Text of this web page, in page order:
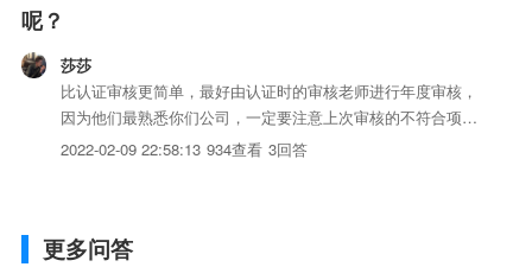
呢？
莎莎
比认证审核更简单，最好由认证时的审核老师进行年度审核，
因为他们最熟悉你们公司，一定要注意上次审核的不符合项的
改进必须处理掉
2022-02-09 22:58:13 934查看 3回答
更多问答